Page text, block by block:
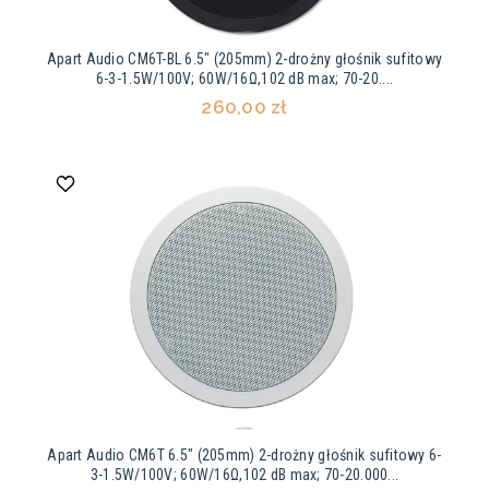
Apart Audio CM6T-BL 6.5" (205mm) 2-drożny głośnik sufitowy
6-3-1.5W/100V; 60W/16Ω,102 dB max; 70-20....
260,00 zł
Apart Audio CM6T 6.5" (205mm) 2-drożny głośnik sufitowy 6-
3-1.5W/100V; 60W/16Ω,102 dB max; 70-20.000...